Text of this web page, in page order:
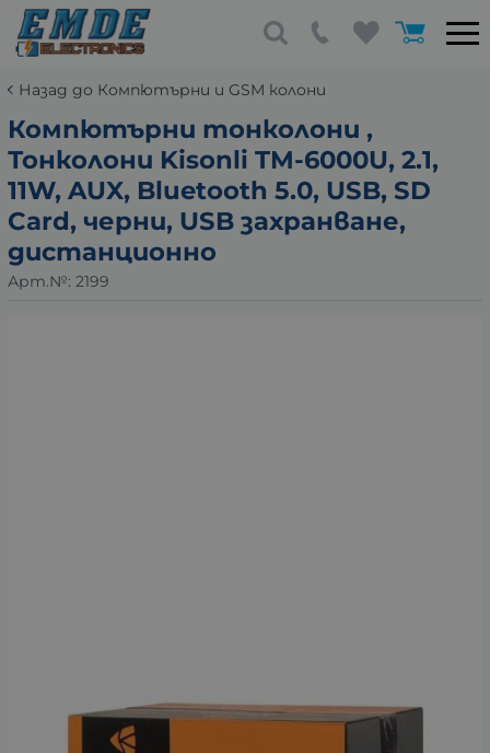
Назад до Компютърни и GSM колони
Компютърни тонколони ,
Тонколони Kisonli TM-6000U, 2.1,
11W, AUX, Bluetooth 5.0, USB, SD
Card, черни, USB захранване,
дистанционно
Арт.№: 2199